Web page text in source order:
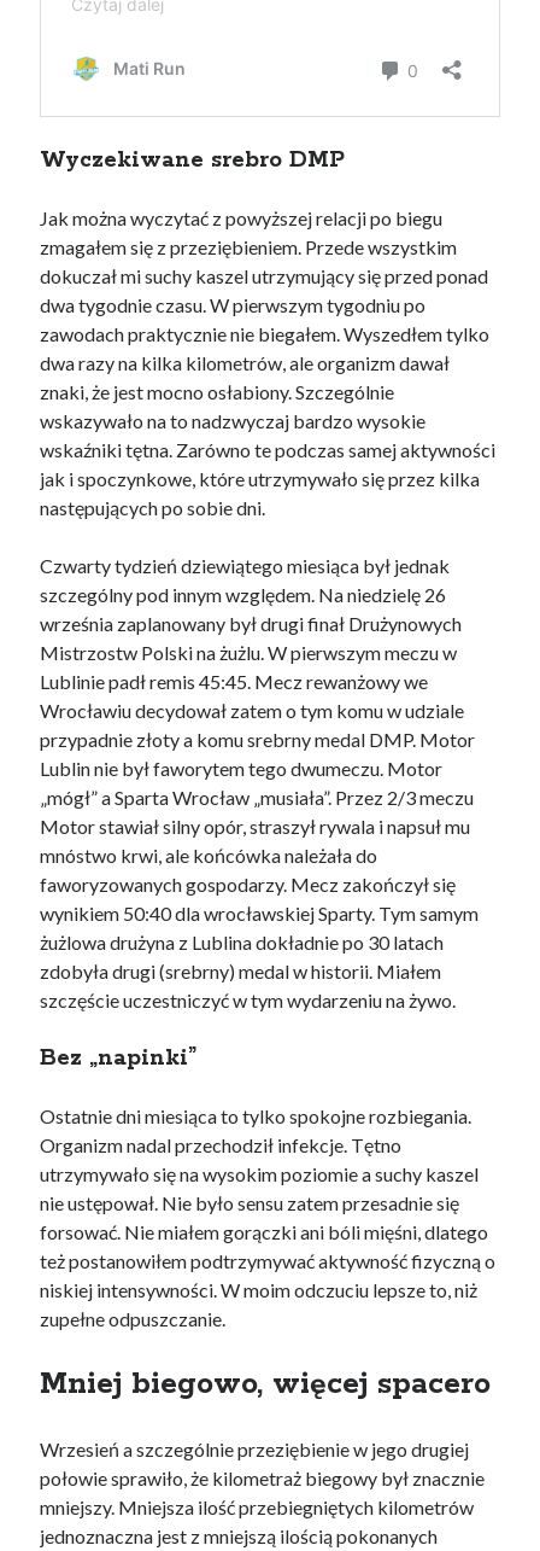
Wyczekiwane srebro DMP
Jak można wyczytać z powyższej relacji po biegu
zmagałem się z przeziębieniem. Przede wszystkim
dokuczał mi suchy kaszel utrzymujący się przed ponad
dwa tygodnie czasu. W pierwszym tygodniu po
zawodach praktycznie nie biegałem. Wyszedłem tylko
dwa razy na kilka kilometrów, ale organizm dawał
znaki, że jest mocno osłabiony. Szczególnie
wskazywało na to nadzwyczaj bardzo wysokie
wskaźniki tętna. Zarówno te podczas samej aktywności
jak i spoczynkowe, które utrzymywało się przez kilka
następujących po sobie dni.
Czwarty tydzień dziewiątego miesiąca był jednak
szczególny pod innym względem. Na niedzielę 26
września zaplanowany był drugi finał Drużynowych
Mistrzostw Polski na żużlu. W pierwszym meczu w
Lublinie padł remis 45:45. Mecz rewanżowy we
Wrocławiu decydował zatem o tym komu w udziale
przypadnie złoty a komu srebrny medal DMP. Motor
Lublin nie był faworytem tego dwumeczu. Motor
„mógł” a Sparta Wrocław „musiała”. Przez 2/3 meczu
Motor stawiał silny opór, straszył rywala i napsuł mu
mnóstwo krwi, ale końcówka należała do
faworyzowanych gospodarzy. Mecz zakończył się
wynikiem 50:40 dla wrocławskiej Sparty. Tym samym
żużlowa drużyna z Lublina dokładnie po 30 latach
zdobyła drugi (srebrny) medal w historii. Miałem
szczęście uczestniczyć w tym wydarzeniu na żywo.
Bez „napinki”
Ostatnie dni miesiąca to tylko spokojne rozbiegania.
Organizm nadal przechodził infekcje. Tętno
utrzymywało się na wysokim poziomie a suchy kaszel
nie ustępował. Nie było sensu zatem przesadnie się
forsować. Nie miałem gorączki ani bóli mięśni, dlatego
też postanowiłem podtrzymywać aktywność fizyczną o
niskiej intensywności. W moim odczuciu lepsze to, niż
zupełne odpuszczanie.
Mniej biegowo, więcej spacero
Wrzesień a szczególnie przeziębienie w jego drugiej
połowie sprawiło, że kilometraż biegowy był znacznie
mniejszy. Mniejsza ilość przebiegniętych kilometrów
jednoznaczna jest z mniejszą ilością pokonanych